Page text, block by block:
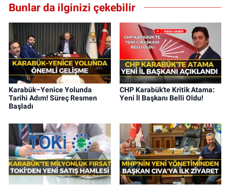
Bunlar da ilginizi çekebilir
Karabük–Yenice Yolunda
Tarihi Adım! Süreç Resmen
Başladı
CHP Karabük'te Kritik Atama:
Yeni İl Başkanı Belli Oldu!